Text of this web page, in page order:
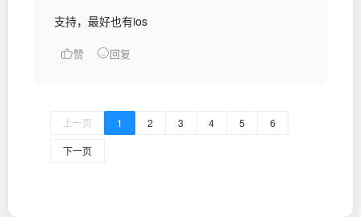
支持，最好也有ios
赞 回复
上一页 1 2 3 4 5 6
下一页